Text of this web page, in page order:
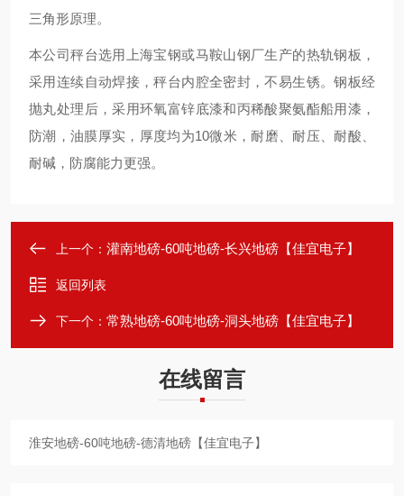
三角形原理。
本公司秤台选用上海宝钢或马鞍山钢厂生产的热轨钢板，
采用连续自动焊接，秤台内腔全密封，不易生锈。钢板经
抛丸处理后，采用环氧富锌底漆和丙稀酸聚氨酯船用漆，
防潮，油膜厚实，厚度均为10微米，耐磨、耐压、耐酸、
耐碱，防腐能力更强。
上一个： 灌南地磅-60吨地磅-长兴地磅【佳宜电子】
返回列表
下一个： 常熟地磅-60吨地磅-洞头地磅【佳宜电子】
在线留言